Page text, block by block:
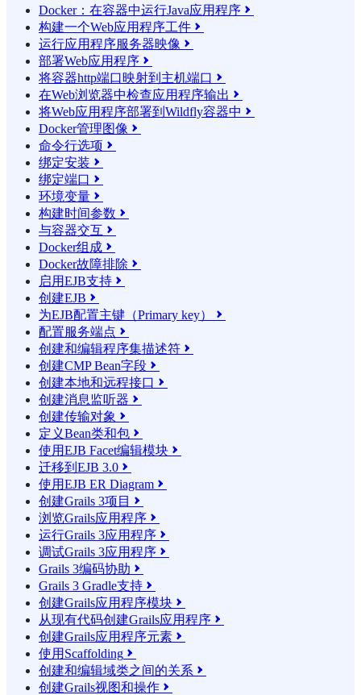
Docker：在容器中运行Java应用程序 
构建一个Web应用程序工件 
运行应用程序服务器映像 
部署Web应用程序 
将容器http端口映射到主机端口 
在Web浏览器中检查应用程序输出 
将Web应用程序部署到Wildfly容器中 
Docker管理图像 
命令行选项 
绑定安装 
绑定端口 
环境变量 
构建时间参数 
与容器交互 
Docker组成 
Docker故障排除 
启用EJB支持 
创建EJB 
为EJB配置主键（Primary key） 
配置服务端点 
创建和编辑程序集描述符 
创建CMP Bean字段 
创建本地和远程接口 
创建消息监听器 
创建传输对象 
定义Bean类和包 
使用EJB Facet编辑模块 
迁移到EJB 3.0 
使用EJB ER Diagram 
创建Grails 3项目 
浏览Grails应用程序 
运行Grails 3应用程序 
调试Grails 3应用程序 
Grails 3编码协助 
Grails 3 Gradle支持 
创建Grails应用程序模块 
从现有代码创建Grails应用程序 
创建Grails应用程序元素 
使用Scaffolding 
创建和编辑域类之间的关系 
创建Grails视图和操作 